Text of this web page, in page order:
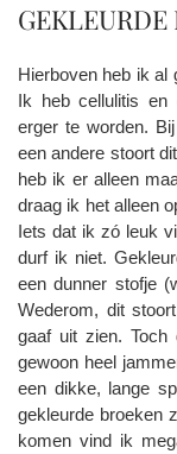
GEKLEURDE
Hierboven heb ik al
Ik heb cellulitis en
erger te worden.
een andere stoort
heb ik er alleen
draag ik het alleen
Iets dat ik zó leuk
durf ik niet.
een dunner stofje
Wederom, dit
gaaf uit zien.
gewoon heel
een dikke, lange
gekleurde broeken
komen vind ik